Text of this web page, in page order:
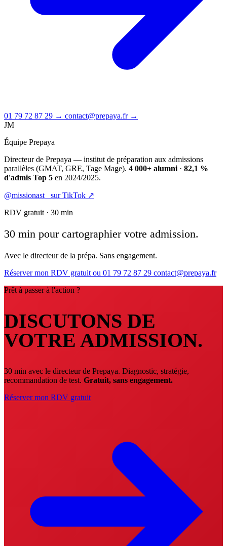
01 79 72 87 29 → contact@prepaya.fr →
JM
Équipe Prepaya
Directeur de Prepaya — institut de préparation aux admissions
parallèles (GMAT, GRE, Tage Mage). 4 000+ alumni · 82,1 %
d'admis Top 5 en 2024/2025.
@missionast_ sur TikTok ↗
RDV gratuit · 30 min
30 min pour cartographier votre admission.
Avec le directeur de la prépa. Sans engagement.
Réserver mon RDV gratuit ou 01 79 72 87 29 contact@prepaya.fr
Prêt à passer à l'action ?
DISCUTONS DE
VOTRE ADMISSION.
30 min avec le directeur de Prepaya. Diagnostic, stratégie,
recommandation de test. Gratuit, sans engagement.
Réserver mon RDV gratuit